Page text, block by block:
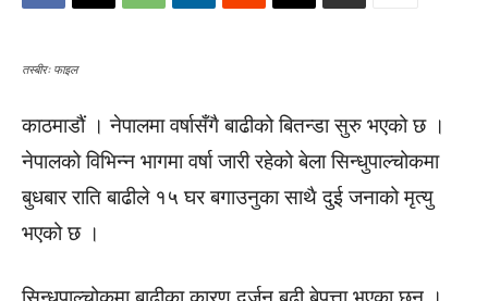
तस्बीरः फाइल
काठमाडौं । नेपालमा वर्षासँगै बाढीको बितन्डा सुरु भएको छ ।
नेपालको विभिन्न भागमा वर्षा जारी रहेको बेला सिन्धुपाल्चोकमा
बुधबार राति बाढीले १५ घर बगाउनुका साथै दुई जनाको मृत्यु
भएको छ ।